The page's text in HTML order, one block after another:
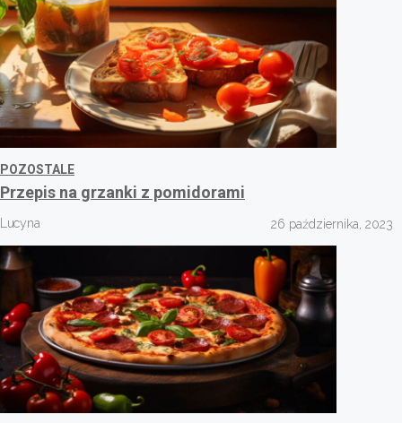
POZOSTALE
Przepis na grzanki z pomidorami
Lucyna 26 października, 2023